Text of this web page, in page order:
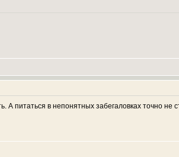
А питаться в непонятных забегаловках точно не